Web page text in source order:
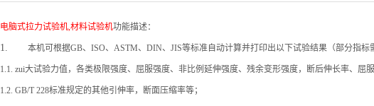
电脑式拉力试验机,材料试验机功能描述：
1. 本机可根据GB、ISO、ASTM、DIN、JIS等标准自动计算并打印出以下试验结果（部分指标
1.1. zui大试验力值，各类极限强度、屈服强度、非比例延伸强度、残余变形强度，断后伸长率、
1.2. GB/T 228标准规定的其他引伸率，断面压缩率等；